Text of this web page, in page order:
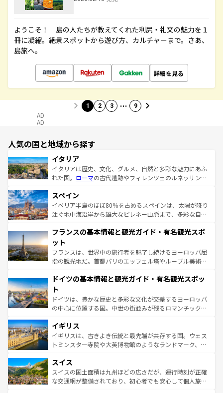
ようこそ！ 島の人たちが教えてくれた利尻・礼文の魅力を１
冊に凝縮。絶景スポットから遊び方、カルチャーまで。さあ、
島旅へ。
詳細を見る
1 2 3 … 9
AD
AD
人気の国と地域から探す
イタリア
イタリアは歴史、文化、グルメ、自然と多彩な魅力にあふ
れた国。 ローマの古代遺跡やフィレンツェのルネッサンス
ろん、トスカーナの美しい田園風景やアマルフィ海岸の絶
景など、自然景観も見逃せない。観光の合間には、本場の
ピザやパスタなど、絶品のイタリア料理を堪能することも
ませてくれるイタリアで、忘れられない旅をしてみよう！
なお、新着のイタリア情報は
しい。
スペイン
イベリア半島のほぼ80％を占めるスペインは、太陽が降り
注ぐ地中海沿岸から雄大なピレネー山脈まで、多彩な自然
文化が根付くこの国では、情熱的なフラメンコ、熱気あふ
れる闘牛、そして美味しいタパスが生活の一部となってい
る。首都マドリードの洗練された雰囲気や、バルセロナの
アートに溢れた街角から、地方では古代ローマ遺跡や中世
せる。地方によって風土や気候が異なるスペインはその個
ンテンツ一覧 を参照してほしい。
フランスの基本情報と観光ガイド・有名観光スポ
ット
フランスは、世界中の旅行者を魅了し続けるヨーロッパ屈
指の観光地だ。首都パリのエッフェル塔やルーブル美術館
で、幅広い魅力が詰まっている。華麗な宮殿、歴史的な大
聖堂、美しいビーチ、そして豊かな自然が、訪れる者を心
から魅了する。また、フランスは美食の国としても知ら
れ、フランス料理はユネスコ無形文化遺産にも登録されて
香り高いラベンダー畑など、多彩な楽しみ方が可能だ。さ
らに、パリ以外の地域にも魅力が溢れており、どの街角に
も豊かな歴史と文化が息づいている。パリ以外の個性あふ
を参照してほしい。
ドイツの基本情報と観光ガイド・有名観光スポッ
ト
ドイツは、豊かな歴史と多彩な文化が交差するヨーロッパ
の中心に位置する国。中世の街並みが残るロマンチック街
顔を持つこの国は、どこを歩いても飽きることがない。ベ
ルリンの文化的活気、バイエルン州のアルプスの絶景、そ
してライン川沿いのワイン畑といった風景は必見。ビール
は、お酒好きな人にはぜひ体験してほしい。 なお、新着の
ドイツ情報はコンテンツ一覧を参照してほしい。
イギリス
イギリスは、古きよき伝統と最先端が共存する国。ウェス
トミンスター寺院や大英博物館のようなランドマーク、歴
リアごとに異なる魅力がある。また、優雅なアフタヌーン
ティー、ビール好きにはたまらない英国パブ、サッカー観
戦など、本場だからこそできる体験も豊富。イギリスを旅
スイス
スイスの国土面積は九州ほどの広さだが、運行時刻が正確
な交通網が整備されており、初心者でも安心して個人旅行